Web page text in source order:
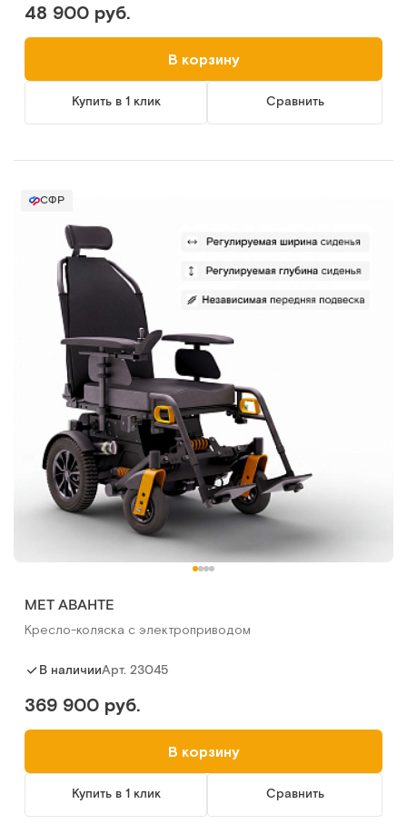
48 900 руб.
В корзину
Купить в 1 клик Сравнить
СФР
MET АВАНТЕ
Кресло-коляска с электроприводом
В наличииАрт. 23045
369 900 руб.
В корзину
Купить в 1 клик Сравнить